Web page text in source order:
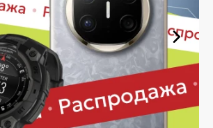
Realme C55 в
в Липецке
платформе представлен широкий
Среди ассортимента, как новинки
временем модели. Каждый
соответствует стандартам
выбрать и заказать Realme C55
конфигурации и с доступной